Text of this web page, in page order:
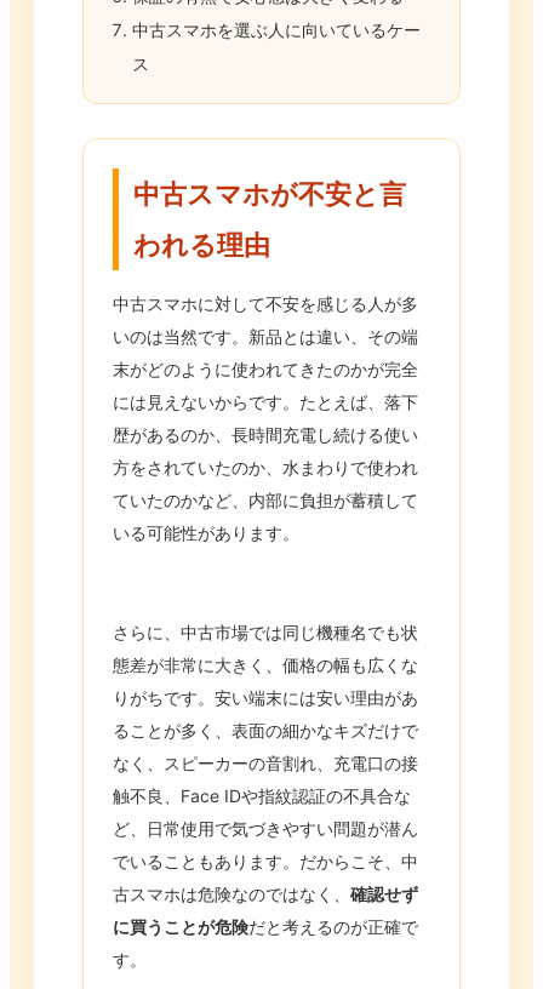
中古スマホを選ぶ人に向いているケー
ス
中古スマホが不安と言
われる理由
中古スマホに対して不安を感じる人が多
いのは当然です。新品とは違い、その端
末がどのように使われてきたのかが完全
には見えないからです。たとえば、落下
歴があるのか、長時間充電し続ける使い
方をされていたのか、水まわりで使われ
ていたのかなど、内部に負担が蓄積して
いる可能性があります。
さらに、中古市場では同じ機種名でも状
態差が非常に大きく、価格の幅も広くな
りがちです。安い端末には安い理由があ
ることが多く、表面の細かなキズだけで
なく、スピーカーの音割れ、充電口の接
触不良、Face IDや指紋認証の不具合な
ど、日常使用で気づきやすい問題が潜ん
でいることもあります。だからこそ、中
古スマホは危険なのではなく、 確認せず
に買うことが危険だと考えるのが正確で
す。